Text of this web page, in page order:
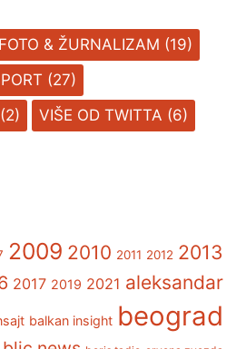
FOTO & ŽURNALIZAM (19)
(27)
(2) VIŠE OD TWITTA (6)
2009 2010 2011 2012 2013
2017 2019 2021 aleksandar
balkan insight beograd